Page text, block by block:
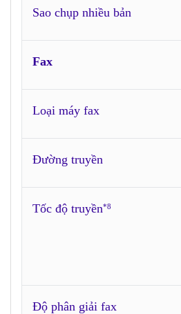
Sao chụp nhiều bản
Fax
Loại máy fax
Đường truyền
Tốc độ truyền*8
Độ phân giải fax